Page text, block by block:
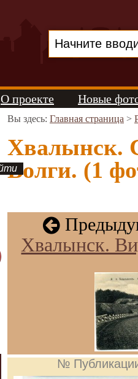
О проекте Новые
Вы здесь: Главная страница >
Хвалынск.
Волги. (1
Хвалынск.
№